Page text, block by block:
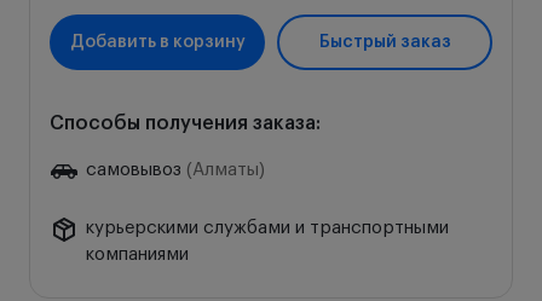
Добавить в корзину Быстрый заказ
Способы получения заказа:
самовывоз (Алматы)
курьерскими службами и транспортными
компаниями